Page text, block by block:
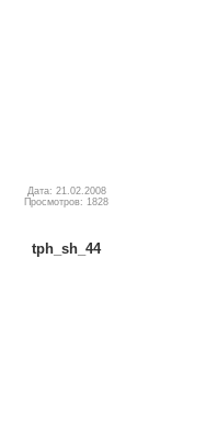
Дата: 21.02.2008
Просмотров: 1828
tph_sh_44